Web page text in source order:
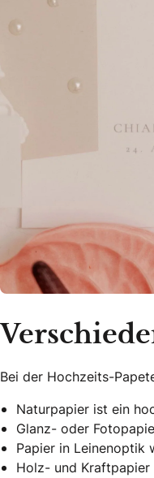
Bei der Hochzeits-
Naturpapier ist ein
Glanz- oder
Papier in Leinenoptik
Holz- und